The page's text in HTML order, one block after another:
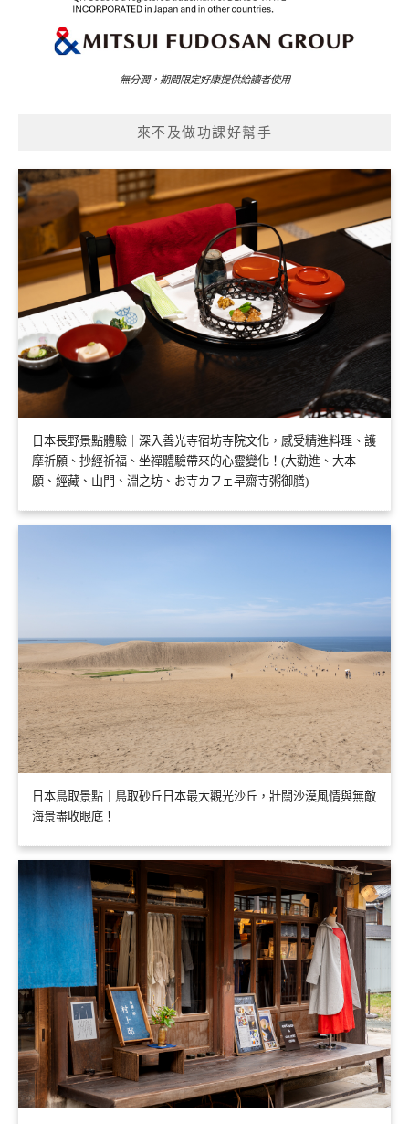
無分潤，期間限定好康提供給讀者使用
來不及做功課好幫手
日本長野景點體驗｜深入善光寺宿坊寺院文化，感受精進料理、護
摩祈願、抄經祈福、坐禪體驗帶來的心靈變化！(大勸進、大本
願、經藏、山門、淵之坊、お寺カフェ早齋寺粥御膳)
日本鳥取景點｜鳥取砂丘日本最大觀光沙丘，壯闊沙漠風情與無敵
海景盡收眼底！